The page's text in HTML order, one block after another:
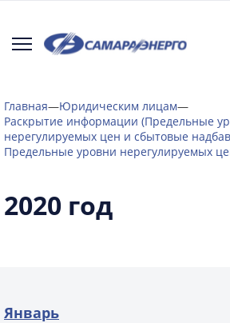
Главная—Юридическим лицам—
Раскрытие информации (Предельные
нерегулируемых цен и сбытовые
Предельные уровни нерегулируемых
2020 год
Январь